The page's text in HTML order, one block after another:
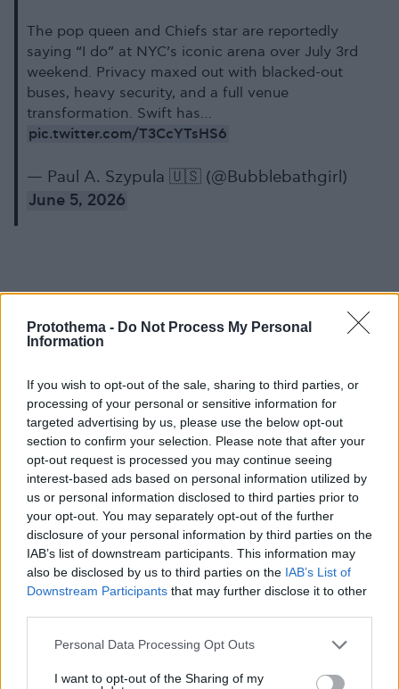
Protothema - Do Not Process My Personal
Information
If you wish to opt-out of the sale, sharing to third parties, or
processing of your personal or sensitive information for
targeted advertising by us, please use the below opt-out
section to confirm your selection. Please note that after your
opt-out request is processed you may continue seeing
interest-based ads based on personal information utilized by
us or personal information disclosed to third parties prior to
your opt-out. You may separately opt-out of the further
disclosure of your personal information by third parties on the
IAB’s list of downstream participants. This information may
also be disclosed by us to third parties on the IAB’s List of
Downstream Participants that may further disclose it to other
Please note that this website/app uses one or more Google
not limited to your visit or usage behaviour. You may click to
Personal Data Processing Opt Outs
I want to opt-out of the Sharing of my
The pop queen and Chiefs star are reportedly
saying “I do” at NYC’s iconic arena over July 3rd
weekend. Privacy maxed out with blacked-out
buses, heavy security, and a full venue
transformation. Swift has…
pic.twitter.com/T3CcYTsHS6
— Paul A. Szypula 🇺🇸 (@Bubblebathgirl)
June 5, 2026
Το μυστήριο γύρω από τον γάμο κινητοποιεί τους
Swifties
καμία λεπτομέρεια σχετικά με τον γάμο της,
κάτι που έχει προκαλέσει πραγματικό πυρετό
εικασιών μεταξύ των εκατομμυρίων
θαυμαστών της παγκοσμίως.
Από τη στιγμή που η τραγουδίστρια και ο
Τράβις Κέλσι ανακοίνωσαν τον αρραβώνα τους
τον Αύγουστο του 2025 μέσω Instagram, οι
θαυμαστές της αναζητούν στοιχεία για την
ημερομηνία, τον τόπο και τον χαρακτήρα της
τελετής.